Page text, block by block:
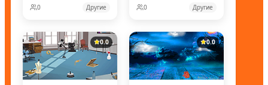
0 Другие 0 Другие
0.0 0.0